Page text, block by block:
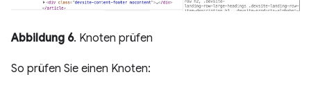
Abbildung 6. Knoten prüfen
So prüfen Sie einen Knoten: